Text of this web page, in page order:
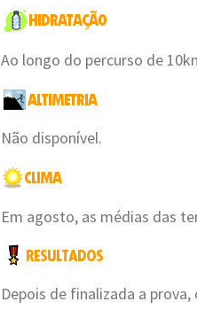
Ao longo do percurso de
Não disponível.
Em agosto, as médias das
Depois de finalizada a